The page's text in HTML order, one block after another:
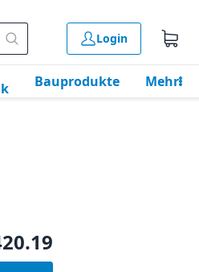
Login
Bauprodukte Mehr